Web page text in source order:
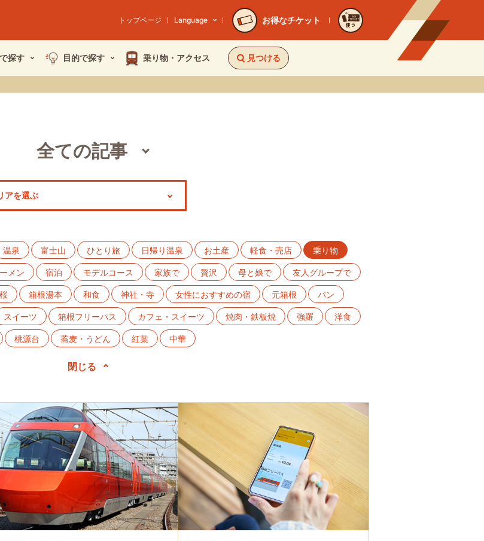
トップページ Language お得なチケット
使う
探す 目的で探す 乗り物・ アクセス 見つける
全ての記事
スポット
モデルコース
イベント
温泉 富士山 ひとり旅 日帰り温泉 お土産 軽食・売店 乗り物
メン 宿泊 モデルコース 家族で 贅沢 母と娘で 友人グループで
桜 箱根湯本 和食 神社・寺 女性におすすめの宿 元箱根 パン
スイーツ 箱根フリーパス カフェ・スイーツ 焼肉・鉄板焼 強羅 洋食
桃源台 蕎麦・うどん 紅葉 中華